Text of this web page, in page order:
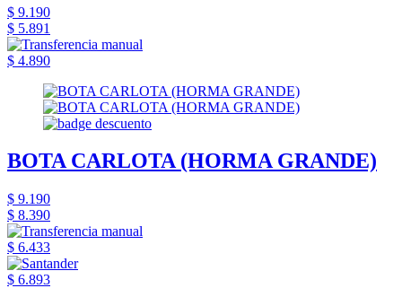
$ 9.190
$ 5.891
$ 4.890
BOTA CARLOTA (HORMA GRANDE)
$ 9.190
$ 8.390
$ 6.433
$ 6.893